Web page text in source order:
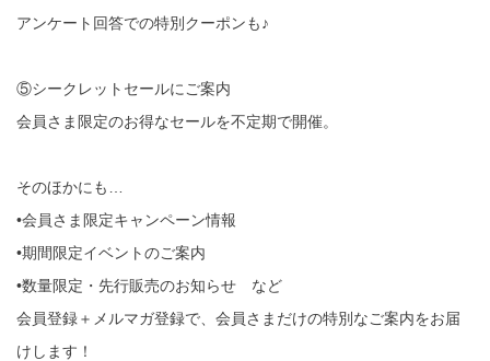
アンケート回答での特別クーポンも♪
⑤シークレットセールにご案内
会員さま限定のお得なセールを不定期で開催。
そのほかにも…
•会員さま限定キャンペーン情報
•期間限定イベントのご案内
•数量限定・先行販売のお知らせ など
会員登録＋メルマガ登録で、会員さまだけの特別なご案内をお届
けします！